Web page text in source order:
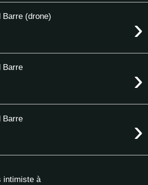
Barre (drone)
›
Barre
›
Barre
›
intimiste à